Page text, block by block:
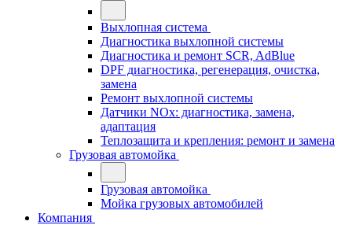
Выхлопная система
Диагностика выхлопной системы
Диагностика и ремонт SCR, AdBlue
DPF диагностика, регенерация, очистка,
замена
Ремонт выхлопной системы
Датчики NOx: диагностика, замена,
адаптация
Теплозащита и крепления: ремонт и замена
Грузовая автомойка
Грузовая автомойка
Мойка грузовых автомобилей
Компания